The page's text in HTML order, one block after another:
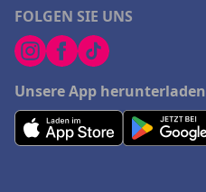
FOLGEN SIE UNS
Unsere App herunterladen